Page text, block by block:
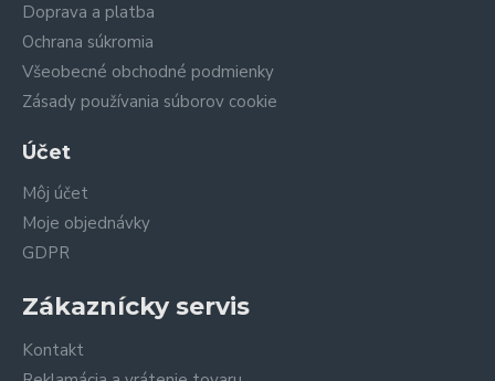
Doprava a platba
Ochrana súkromia
Všeobecné obchodné podmienky
Zásady používania súborov cookie
Účet
Môj účet
Moje objednávky
GDPR
Zákaznícky servis
Kontakt